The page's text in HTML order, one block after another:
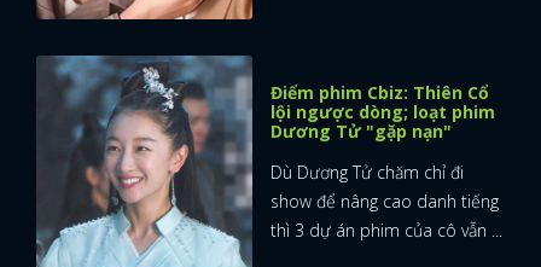
Điểm phim Cbiz: Thiên Cổ
lội ngược dòng; loạt phim
Dương Tử "gặp nạn"
Dù Dương Tử chăm chỉ đi
show để nâng cao danh tiếng
thì 3 dự án phim của cô vẫn ...